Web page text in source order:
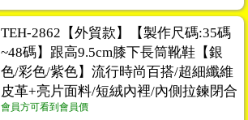
TEH-2862【外貿款】【製作尺碼:35碼
~48碼】跟高9.5cm膝下長筒靴鞋【銀
色/彩色/紫色】流行時尚百搭/超細纖維
皮革+亮片面料/短絨內裡/內側拉鍊閉合
會員方可看到會員價